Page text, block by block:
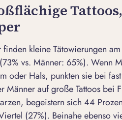
kleine Tätowierungen
vs. Männer: 65%). Wenn
oder Hals, punkten sie bei
Männer auf große Tattoos bei
begeistern sich 44
(27%). Beinahe ebenso